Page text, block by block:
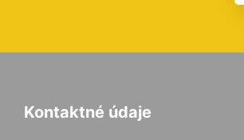
Kontaktné údaje